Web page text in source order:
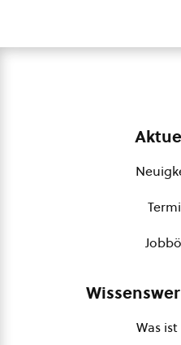
Was